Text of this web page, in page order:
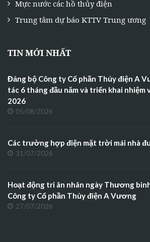
Mực nước các hồ thủy điện
Trung tâm dự báo KTTV Trung ương
TIN MỚI NHẤT
Đảng bộ Công ty Cổ phần Thủy điện A
tác 6 tháng đầu năm và triển khai nhiệm
2026
05/08/2026
Các trường hợp điện mặt trời mái nhà
31/07/2026
Hoạt động tri ân nhân ngày Thương
Công ty Cổ phần Thủy điện A Vương
27/07/2026